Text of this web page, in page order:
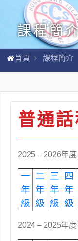
課程簡
首頁 課程簡介
普通
2025 – 2026年度
一
年
級
二
年
級
三
年
級
四
年
級
2024 – 2025年度